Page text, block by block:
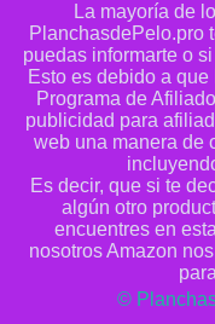
La mayoría de
PlanchasdePelo.pro
puedas informarte o
Esto es debido a
Programa de
publicidad para
web una manera de
Es decir, que si te
algún otro
encuentres en
nosotros Amazon
©